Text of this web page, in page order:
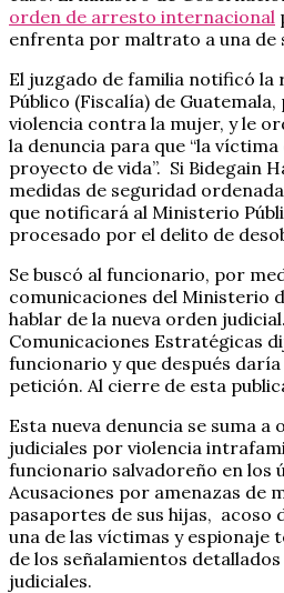
orden de arresto internacional
enfrenta por maltrato a una de
El juzgado de familia notificó
Público (Fiscalía) de
violencia contra la mujer, y le
la denuncia para que “la
proyecto de vida”. Si Bidegain
medidas de seguridad
que notificará al Ministerio
procesado por el delito de
Se buscó al funcionario, por
comunicaciones del Ministerio
hablar de la nueva orden
Comunicaciones Estratégicas
funcionario y que después
petición. Al cierre de esta
Esta nueva denuncia se suma
judiciales por violencia
funcionario salvadoreño en los
Acusaciones por amenazas de
pasaportes de sus hijas, acoso
una de las víctimas y espionaje
de los señalamientos
judiciales.